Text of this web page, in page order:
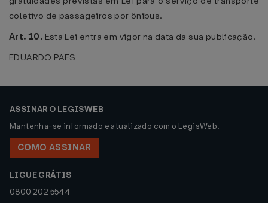
coletivo de passageiros por ônibus.
Art. 10. Esta Lei entra em vigor na data da sua publicação.
EDUARDO PAES
ASSINAR O LEGISWEB
Mantenha-se informado e atualizado com o LegisWeb.
COMO ASSINAR
LIGUE GRÁTIS
0800 202 5544